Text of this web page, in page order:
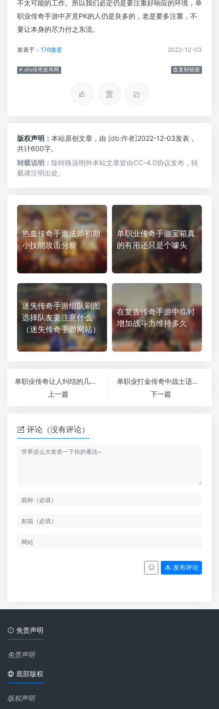
不太可能的工作。所以我们必定仍是要注重好响应的环境，单
职业传奇手游中歹意PK的人仍是良多的，老是要多注重，不
要让本身的尽力付之东流。
发表于： 176微变 2022-12-03
# sifu传奇发布网 复制链接
赏
版权声明： 本站原创文章，由 [db:作者]2022-12-03发表，
共计600字。
转载说明： 除特殊说明外本站文章皆由CC-4.0协议发布，转
载请注明出处。
热血传奇手游法师初期
小技能攻击分析
单职业传奇手游宝箱真
的有用还只是个噱头
迷失传奇手游组队刷图
选择队友要注意什么
（迷失传奇手游网站）
在复古传奇手游中临时
增加战斗力维持多久
单职业传奇让人纠结的几款法师装备
上一篇
单职业打金传奇中战士适合打战队
下一篇
评论（没有评论）
发布评论
免责声明
免责声明
底部版权
版权声明